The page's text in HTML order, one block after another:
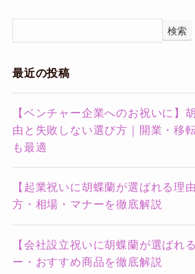
検索
最近の投稿
【ベンチャー企業へのお祝いに】
由と失敗しない選び方｜開業・移
も最適
【起業祝いに胡蝶蘭が選ばれる理
方・相場・マナーを徹底解説
【会社設立祝いに胡蝶蘭が選ばれ
ー・おすすめ商品を徹底解説